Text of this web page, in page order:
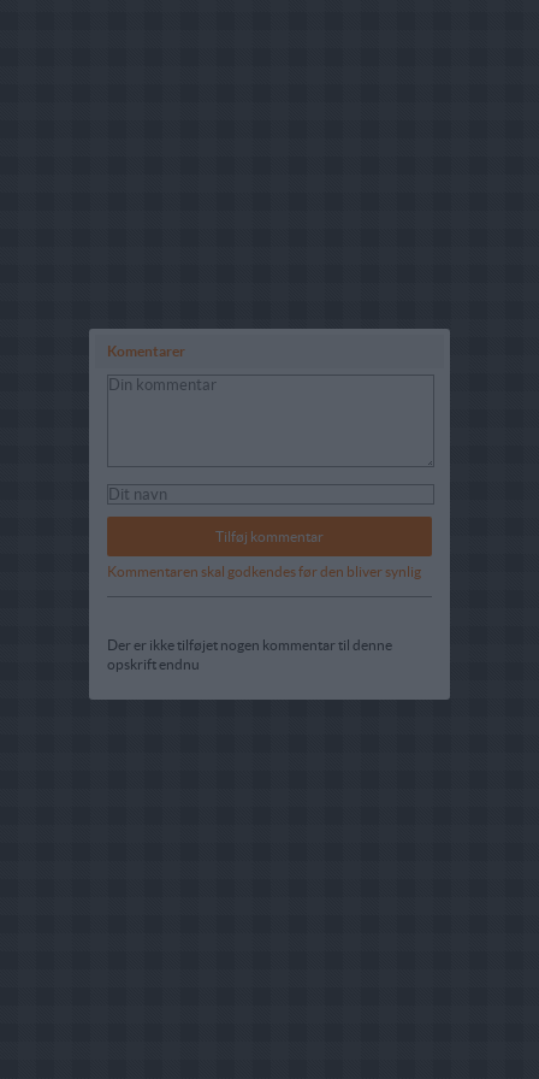
Komentarer
Kommentaren skal godkendes før den bliver synlig
Der er ikke tilføjet nogen kommentar til denne
opskrift endnu